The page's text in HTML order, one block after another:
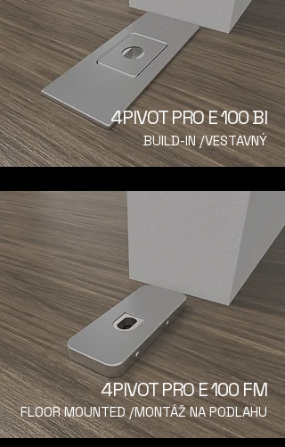
4PIVOT PRO E 100 BI
BUILD-IN /VESTAVNÝ
4PIVOT PRO E 100 FM
FLOOR MOUNTED /MONTÁŽ NA PODLAHU